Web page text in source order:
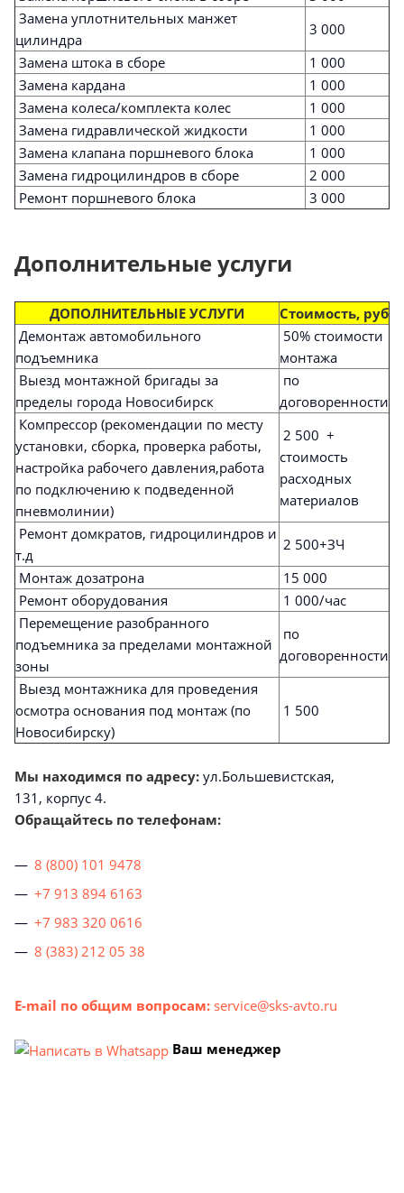
Замена уплотнительных манжет
цилиндра
3 000
Замена штока в сборе
1 000
Замена кардана
1 000
Замена колеса/комплекта колес
1 000
Замена гидравлической жидкости
1 000
Замена клапана поршневого блока
1 000
Замена гидроцилиндров в сборе
2 000
Ремонт поршневого блока
3 000
Дополнительные услуги
ДОПОЛНИТЕЛЬНЫЕ УСЛУГИ
Стоимость, руб
Демонтаж автомобильного
подъемника
50% стоимости
монтажа
Выезд монтажной бригады за
пределы города Новосибирск
по
договоренности
Компрессор (рекомендации по месту
установки, сборка, проверка работы,
настройка рабочего давления,работа
по подключению к подведенной
пневмолинии)
2 500 +
стоимость
расходных
материалов
Ремонт домкратов, гидроцилиндров и
т.д
2 500+ЗЧ
Монтаж дозатрона
15 000
Ремонт оборудования
1 000/час
Перемещение разобранного
подъемника за пределами монтажной
зоны
по
договоренности
Выезд монтажника для проведения
осмотра основания под монтаж (по
Новосибирску)
1 500
Мы находимся по адресу: ул.Большевистская,
131, корпус 4.
Обращайтесь по телефонам:
8 (800) 101 9478
+7 913 894 6163
+7 983 320 0616
8 (383) 212 05 38
E-mail по общим вопросам: service@sks-avto.ru
Ваш менеджер